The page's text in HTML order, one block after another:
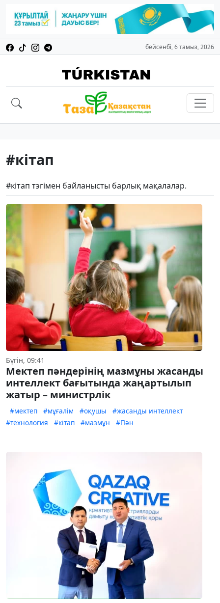
бейсенбі, 6 тамыз, 2026
#кітап
#кітап тэгімен байланысты барлық мақалалар.
Бүгін, 09:41
Мектеп пәндерінің мазмұны жасанды
интеллект бағытында жаңартылып
жатыр – министрлік
#мектеп #мұғалім #оқушы
#жасанды интеллект
#технология
#кітап #мазмұн #Пән